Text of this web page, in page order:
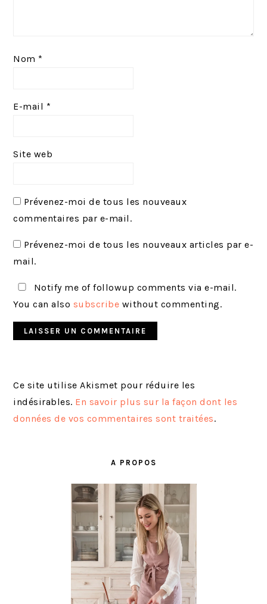
Nom *
E-mail *
Site web
Prévenez-moi de tous les nouveaux
commentaires par e-mail.
Prévenez-moi de tous les nouveaux articles par e-
mail.
Notify me of followup comments via e-mail.
You can also subscribe without commenting.
Ce site utilise Akismet pour réduire les
indésirables. En savoir plus sur la façon dont les
données de vos commentaires sont traitées.
A PROPOS